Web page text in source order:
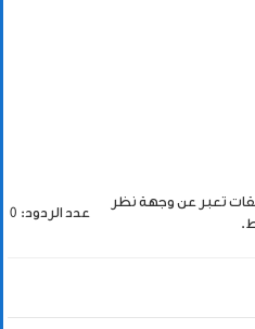
تعبر عن وجهة نظر
عدد الردود: 0